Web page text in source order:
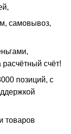
самовывоз,
счёт!
позиций, с
товаров